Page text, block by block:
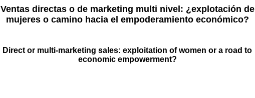
Ventas directas o de marketing multi nivel: ¿explotación de
mujeres o camino hacia el empoderamiento económico?
Direct or multi-marketing sales: exploitation of women or a road to
economic empowerment?